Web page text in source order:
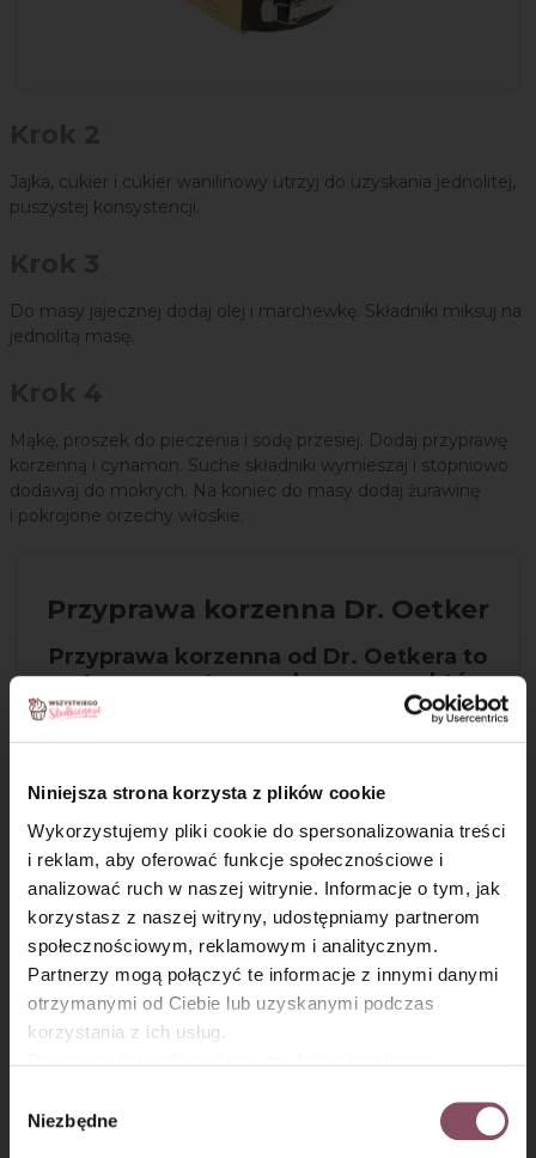
Niniejsza strona korzysta z plików cookie
Wykorzystujemy pliki cookie do spersonalizowania treści
i reklam, aby oferować funkcje społecznościowe i
analizować ruch w naszej witrynie. Informacje o tym, jak
korzystasz z naszej witryny, udostępniamy partnerom
społecznościowym, reklamowym i analitycznym.
Partnerzy mogą połączyć te informacje z innymi danymi
otrzymanymi od Ciebie lub uzyskanymi podczas
korzystania z ich usług.
Gdańsk (80-339) adres: Dickmana 14/15 więcej
informacji o przetwarzaniu danych osobowych oraz
zgody
Niezbędne
Jajka, cukier i cukier wanilinowy utrzyj do uzyskania jednolitej,
puszystej konsystencji.
Do masy jajecznej dodaj olej i marchewkę. Składniki miksuj na
jednolitą masę.
Mąkę, proszek do pieczenia i sodę przesiej. Dodaj przyprawę
korzenną i cynamon. Suche składniki wymieszaj i stopniowo
dodawaj do mokrych. Na koniec do masy dodaj żurawinę
i pokrojone orzechy włoskie.
Przyprawa korzenna Dr. Oetker
Przyprawa korzenna od Dr. Oetkera to
zestaw aromatycznych przypraw, które
wzbogacą smak pierniczków, grzanego
Krok 5
Ciasto przelej do formy i wstaw do nagrzanego piekarnika,
piecz przez około 60-70 minut, do suchego patyczka.
×